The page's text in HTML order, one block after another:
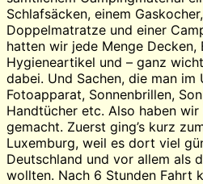
Schlafsäcken, einem
Doppelmatratze und einer
hatten wir jede Menge Decken,
Hygieneartikel und – ganz
dabei. Und Sachen, die man im
Fotoapparat, Sonnenbrillen,
Handtücher etc. Also haben wir
gemacht. Zuerst ging’s kurz
Luxemburg, weil es dort viel
Deutschland und vor allem als
wollten. Nach 6 Stunden Fahrt